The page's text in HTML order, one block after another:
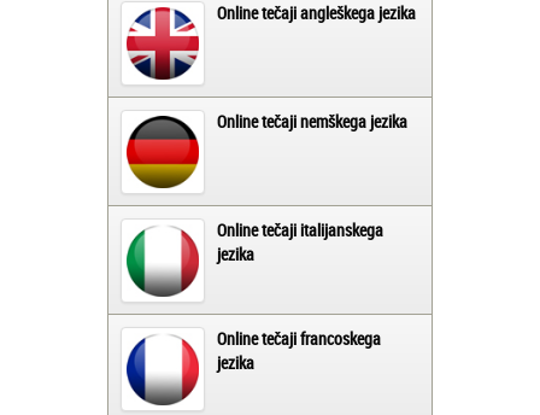
Online tečaji angleškega jezika
Online tečaji nemškega jezika
Online tečaji italijanskega
jezika
Online tečaji francoskega
jezika